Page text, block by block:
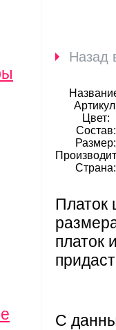
Назад
Цвет:
Состав:
Размер:
Страна:
Платок
платок
С